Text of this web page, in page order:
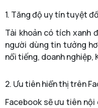
1. Tăng độ uy tín tuyệt
Tài khoản có tích xanh
người dùng tin tưởng
nổi tiếng, doanh nghiệp,
2. Ưu tiên hiển thị trên
Facebook sẽ ưu tiên